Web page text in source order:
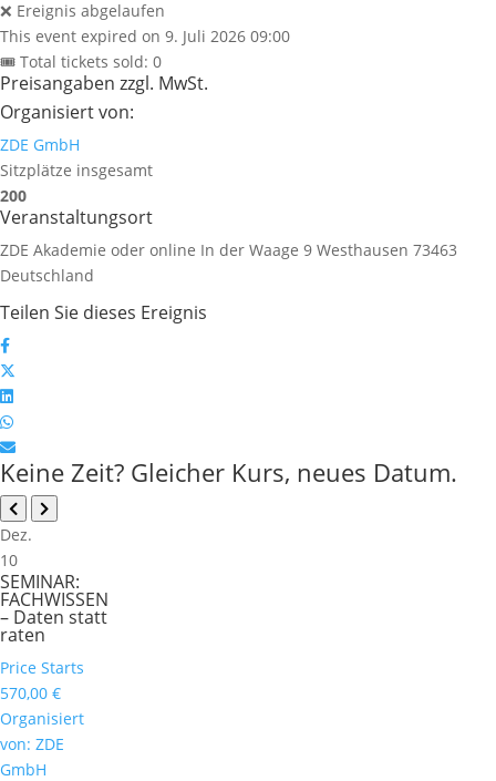
❌ Ereignis abgelaufen
This event expired on 9. Juli 2026 09:00
🎟 Total tickets sold: 0
Preisangaben zzgl. MwSt.
Organisiert von:
ZDE GmbH
Sitzplätze insgesamt
200
Veranstaltungsort
ZDE Akademie oder online In der Waage 9 Westhausen 73463
Deutschland
Teilen Sie dieses Ereignis
Keine Zeit? Gleicher Kurs, neues Datum.
Dez.
10
SEMINAR:
FACHWISSEN
– Daten statt
raten
Price Starts
570,00 €
Organisiert
von: ZDE
GmbH